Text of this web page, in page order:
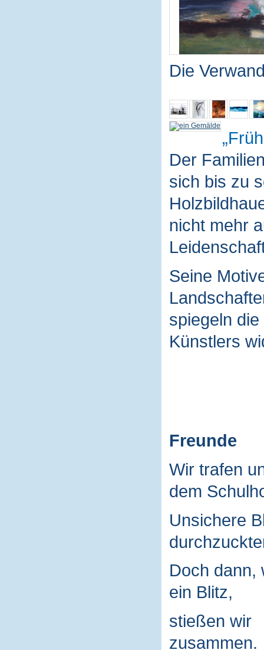
Die
Der
sich bis zu
nicht mehr
Seine
spiegeln
Künstlers
Freunde
Wir trafen
dem
Unsichere
Doch dann,
ein Blitz,
stießen wir
zusammen.